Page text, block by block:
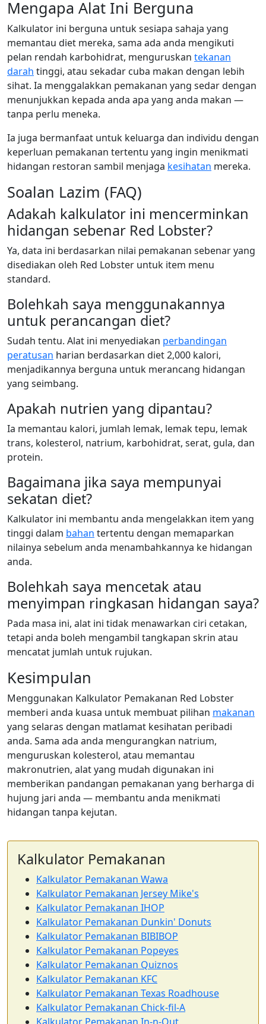
Mengapa Alat Ini Berguna
Kalkulator ini berguna untuk sesiapa sahaja yang
memantau diet mereka, sama ada anda mengikuti
pelan rendah karbohidrat, menguruskan tekanan
darah tinggi, atau sekadar cuba makan dengan lebih
sihat. Ia menggalakkan pemakanan yang sedar dengan
menunjukkan kepada anda apa yang anda makan —
tanpa perlu meneka.
Ia juga bermanfaat untuk keluarga dan individu dengan
keperluan pemakanan tertentu yang ingin menikmati
hidangan restoran sambil menjaga kesihatan mereka.
Soalan Lazim (FAQ)
Adakah kalkulator ini mencerminkan
hidangan sebenar Red Lobster?
Ya, data ini berdasarkan nilai pemakanan sebenar yang
disediakan oleh Red Lobster untuk item menu
standard.
Bolehkah saya menggunakannya
untuk perancangan diet?
Sudah tentu. Alat ini menyediakan perbandingan
peratusan harian berdasarkan diet 2,000 kalori,
menjadikannya berguna untuk merancang hidangan
yang seimbang.
Apakah nutrien yang dipantau?
Ia memantau kalori, jumlah lemak, lemak tepu, lemak
trans, kolesterol, natrium, karbohidrat, serat, gula, dan
protein.
Bagaimana jika saya mempunyai
sekatan diet?
Kalkulator ini membantu anda mengelakkan item yang
tinggi dalam bahan tertentu dengan memaparkan
nilainya sebelum anda menambahkannya ke hidangan
anda.
Bolehkah saya mencetak atau
menyimpan ringkasan hidangan saya?
Pada masa ini, alat ini tidak menawarkan ciri cetakan,
tetapi anda boleh mengambil tangkapan skrin atau
mencatat jumlah untuk rujukan.
Kesimpulan
Menggunakan Kalkulator Pemakanan Red Lobster
memberi anda kuasa untuk membuat pilihan makanan
yang selaras dengan matlamat kesihatan peribadi
anda. Sama ada anda mengurangkan natrium,
menguruskan kolesterol, atau memantau
makronutrien, alat yang mudah digunakan ini
memberikan pandangan pemakanan yang berharga di
hujung jari anda — membantu anda menikmati
hidangan tanpa kejutan.
Kalkulator Pemakanan
Kalkulator Pemakanan Wawa
Kalkulator Pemakanan Jersey Mike's
Kalkulator Pemakanan IHOP
Kalkulator Pemakanan Dunkin' Donuts
Kalkulator Pemakanan BIBIBOP
Kalkulator Pemakanan Popeyes
Kalkulator Pemakanan Quiznos
Kalkulator Pemakanan KFC
Kalkulator Pemakanan Texas Roadhouse
Kalkulator Pemakanan Chick-fil-A